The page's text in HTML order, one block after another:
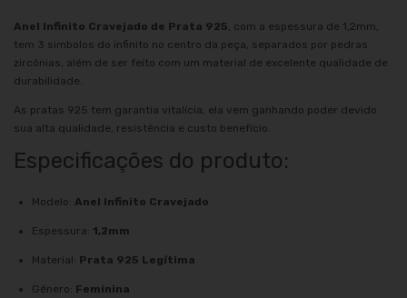
Anel Infinito Cravejado de Prata 925, com a espessura de 1,2mm,
tem 3 simbolos do infinito no centro da peça, separados por pedras
zircônias, além de ser feito com um material de excelente qualidade de
durabilidade.
As pratas 925 tem garantia vitalícia, ela vem ganhando poder devido
sua alta qualidade, resistência e custo benefício.
Especificações do produto:
Modelo: Anel Infinito Cravejado
Espessura: 1,2mm
Material: Prata 925 Legítima
Gênero: Feminina